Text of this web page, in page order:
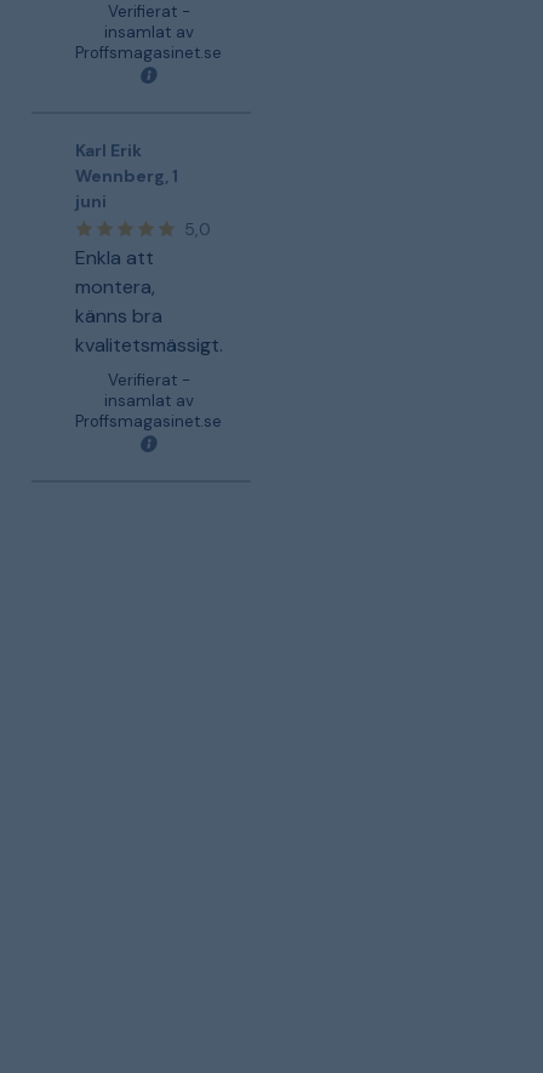
Verifierat -
insamlat av
Proffsmagasinet.se
Karl Erik
Wennberg, 1
juni
5,0
Enkla att
montera,
känns bra
kvalitetsmässigt.
Verifierat -
insamlat av
Proffsmagasinet.se